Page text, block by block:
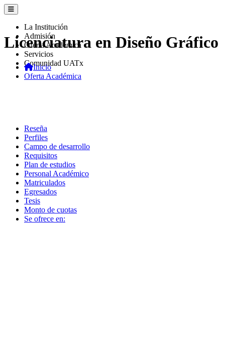
La Institución
Admisión
Oferta Académica
Servicios
Comunidad UATx
Licenciatura en Diseño Gráfico
Inicio
Oferta Académica
Reseña
Perfiles
Campo de desarrollo
Requisitos
Plan de estudios
Personal Académico
Matriculados
Egresados
Tesis
Monto de cuotas
Se ofrece en: